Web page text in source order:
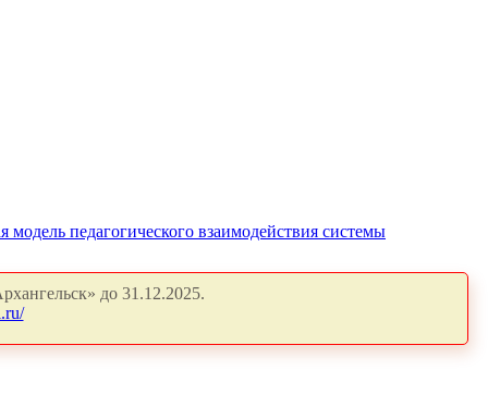
модель педагогического взаимодействия системы
до 31.12.2025.